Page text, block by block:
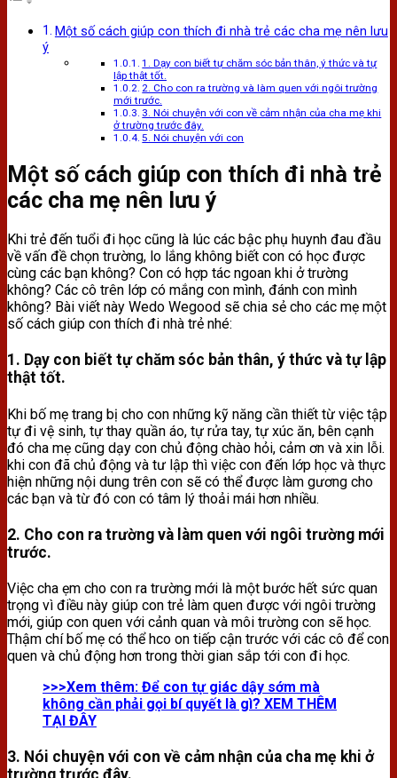
Một số cách giúp con thích đi nhà trẻ các cha mẹ nên lưu
ý
1. Dạy con biết tự chăm sóc bản thân, ý thức và tự
lập thật tốt.
2. Cho con ra trường và làm quen với ngôi trường
mới trước.
3. Nói chuyện với con về cảm nhận của cha mẹ khi
ở trường trước đây.
5. Nói chuyện với con
Một số cách giúp con thích đi nhà trẻ
các cha mẹ nên lưu ý
Khi trẻ đến tuổi đi học cũng là lúc các bậc phụ huynh đau đầu
về vấn đề chọn trường, lo lắng không biết con có học được
cùng các bạn không? Con có hợp tác ngoan khi ở trường
không? Các cô trên lớp có mắng con mình, đánh con mình
không? Bài viết này Wedo Wegood sẽ chia sẻ cho các mẹ một
số cách giúp con thích đi nhà trẻ nhé:
1. Dạy con biết tự chăm sóc bản thân, ý thức và tự lập
thật tốt.
Khi bố mẹ trang bị cho con những kỹ năng cần thiết từ việc tập
tự đi vệ sinh, tự thay quần áo, tự rửa tay, tự xúc ăn, bên cạnh
đó cha mẹ cũng dạy con chủ động chào hỏi, cảm ơn và xin lỗi.
khi con đã chủ động và tư lập thì việc con đến lớp học và thực
hiện những nội dung trên con sẽ có thể được làm gương cho
các bạn và từ đó con có tâm lý thoải mái hơn nhiều.
2. Cho con ra trường và làm quen với ngôi trường mới
trước.
Việc cha ẹm cho con ra trường mới là một bước hết sức quan
trọng vì điều này giúp con trẻ làm quen được với ngôi trường
mới, giúp con quen với cảnh quan và môi trường con sẽ học.
Thậm chí bố mẹ có thể hco on tiếp cận trước với các cô để con
quen và chủ động hơn trong thời gian sắp tới con đi học.
>>>Xem thêm: Để con tự giác dậy sớm mà
không cần phải gọi bí quyết là gì? XEM THÊM
TẠI ĐÂY
3. Nói chuyện với con về cảm nhận của cha mẹ khi ở